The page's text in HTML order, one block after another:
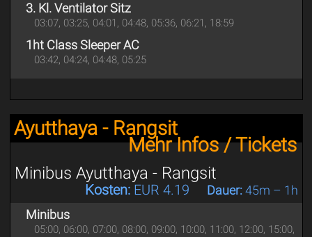
3. Kl. Ventilator Sitz
03:07, 03:25, 04:01, 04:48, 05:36, 06:21, 18:59
1ht Class Sleeper AC
03:42, 04:24, 04:48, 05:25
Ayutthaya - Rangsit
Mehr Infos / Tickets
Minibus Ayutthaya - Rangsit
Kosten:EUR 4.19 Dauer:45m – 1h
Minibus
05:00, 06:00, 07:00, 08:00, 09:00, 10:00, 11:00, 12:00, 15:00,